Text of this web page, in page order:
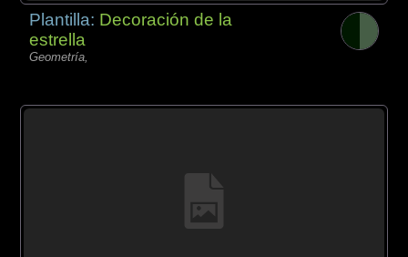
Plantilla: Decoración de la
estrella
Geometría,